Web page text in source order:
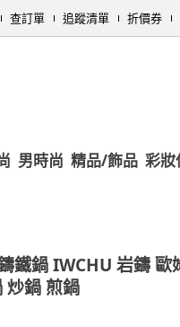
查訂單 追蹤清單 折價券
男時尚 精品/飾品 彩妝
鐵鍋 IWCHU 岩鑄 歐
鍋 煎鍋